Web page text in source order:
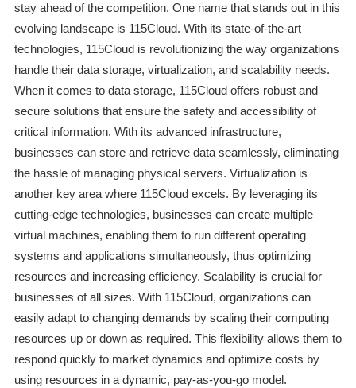
stay ahead of the competition. One name that stands out in this
evolving landscape is 115Cloud. With its state-of-the-art
technologies, 115Cloud is revolutionizing the way organizations
handle their data storage, virtualization, and scalability needs.
When it comes to data storage, 115Cloud offers robust and
secure solutions that ensure the safety and accessibility of
critical information. With its advanced infrastructure,
businesses can store and retrieve data seamlessly, eliminating
the hassle of managing physical servers. Virtualization is
another key area where 115Cloud excels. By leveraging its
cutting-edge technologies, businesses can create multiple
virtual machines, enabling them to run different operating
systems and applications simultaneously, thus optimizing
resources and increasing efficiency. Scalability is crucial for
businesses of all sizes. With 115Cloud, organizations can
easily adapt to changing demands by scaling their computing
resources up or down as required. This flexibility allows them to
respond quickly to market dynamics and optimize costs by
using resources in a dynamic, pay-as-you-go model.